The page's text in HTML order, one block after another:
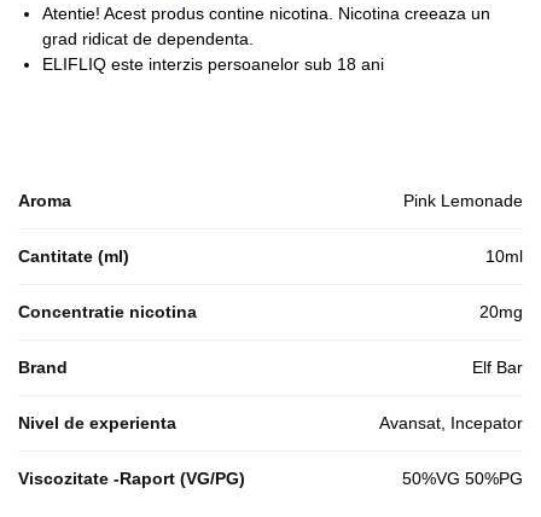
Atentie! Acest produs contine nicotina. Nicotina creeaza un
grad ridicat de dependenta.
ELIFLIQ este interzis persoanelor sub 18 ani
Aroma Pink Lemonade
Cantitate (ml) 10ml
Concentratie nicotina 20mg
Brand Elf Bar
Nivel de experienta Avansat, Incepator
Viscozitate -Raport (VG/PG) 50%VG 50%PG